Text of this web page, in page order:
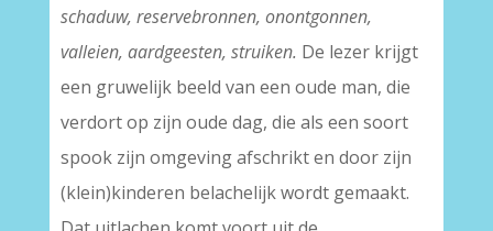
schaduw, reservebronnen, onontgonnen,
valleien, aardgeesten, struiken. De lezer krijgt
een gruwelijk beeld van een oude man, die
verdort op zijn oude dag, die als een soort
spook zijn omgeving afschrikt en door zijn
(klein)kinderen belachelijk wordt gemaakt.